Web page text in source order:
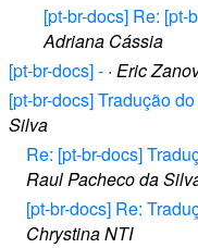
[pt-br-docs] Re: [pt-
Adriana Cássia
[pt-br-docs] - · Eric
[pt-br-docs] Tradução
Silva
Re: [pt-br-docs]
Raul Pacheco da
[pt-br-docs] Re:
Chrystina NTI